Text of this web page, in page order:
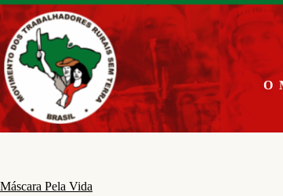
Pular
para
o
conteúdo
O
Máscara Pela Vida